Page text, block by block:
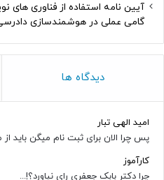
آیین نامه استفاده از فناوری
گامی عملی در هوشمندسازی
دیدگاه ها
امید الهی تبار
پس چرا الان برای ثبت نام میگن باید از
کارآموز
چرا دکتر بابک جعفری رای نیاورد؟!...